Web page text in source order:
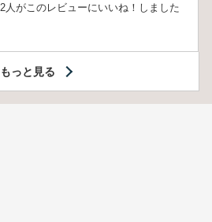
2人がこのレビューにいいね！しました
もっと見る